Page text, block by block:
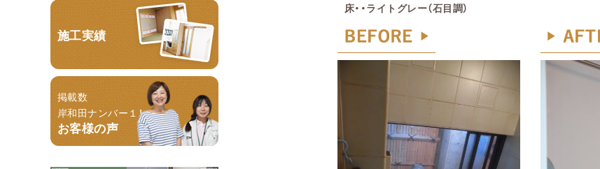
施工実績
掲載数
岸和田ナンバー１！
お客様の声
床・・ライトグレー（石目調）